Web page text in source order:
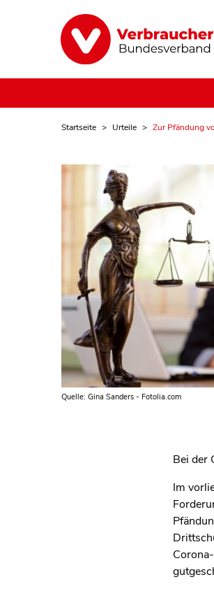
Startseite Urteile Zur Pfändung
Quelle: Gina Sanders - Fotolia.com
Bei der
Im